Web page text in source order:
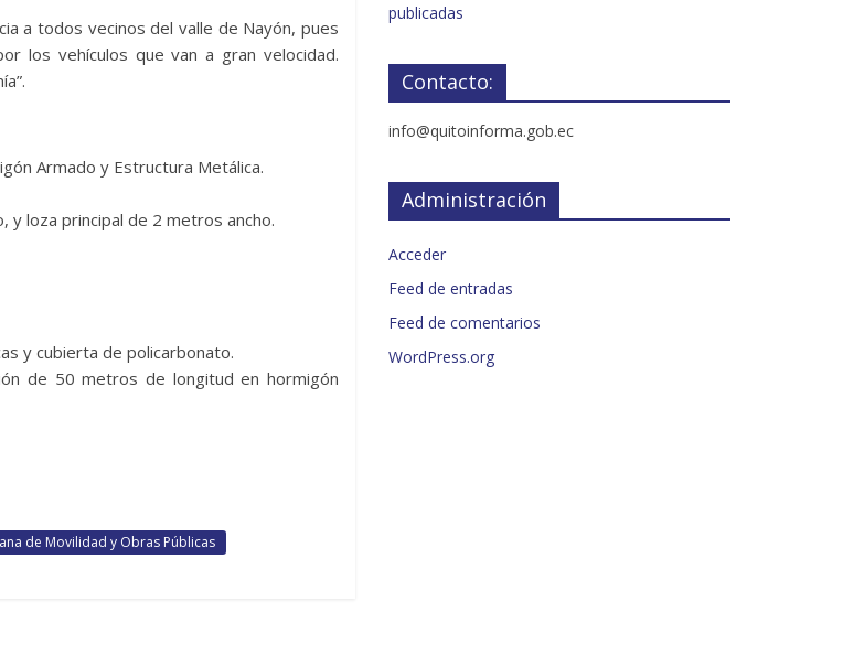
a todos vecinos del valle de Nayón, pues
los vehículos que van a gran velocidad.
Armado y Estructura Metálica.
y loza principal de 2 metros ancho.
y cubierta de policarbonato.
de 50 metros de longitud en hormigón
de Movilidad y Obras Públicas
publicadas
Contacto:
info@quitoinforma.gob.ec
Administración
Acceder
Feed de entradas
Feed de comentarios
WordPress.org